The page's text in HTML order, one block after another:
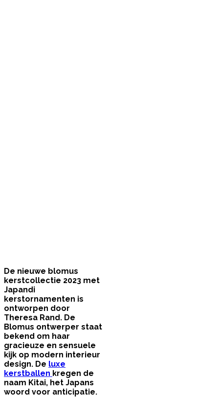
De nieuwe blomus
kerstcollectie 2023 met
Japandi
kerstornamenten is
ontworpen door
Theresa Rand. De
Blomus ontwerper staat
bekend om haar
gracieuze en sensuele
kijk op modern interieur
design. De luxe
kerstballen kregen de
naam Kitai, het Japans
woord voor anticipatie.